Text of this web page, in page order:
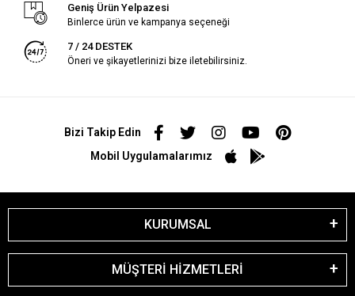
Geniş Ürün Yelpazesi
Binlerce ürün ve kampanya seçeneği
7 / 24 DESTEK
Öneri ve şikayetlerinizi bize iletebilirsiniz.
Bizi Takip Edin
Mobil Uygulamalarımız
KURUMSAL
MÜŞTERİ HİZMETLERİ